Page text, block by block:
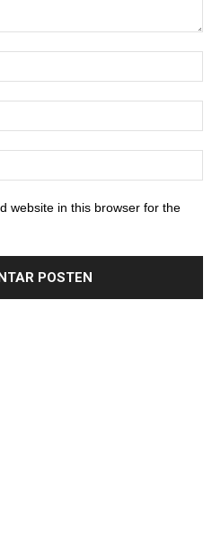
website in this browser for the